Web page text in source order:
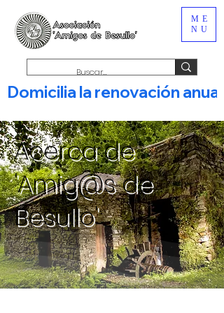
ME
NU
Domicilia la renovación
Acerca de
'Amig@s de
Besullo'